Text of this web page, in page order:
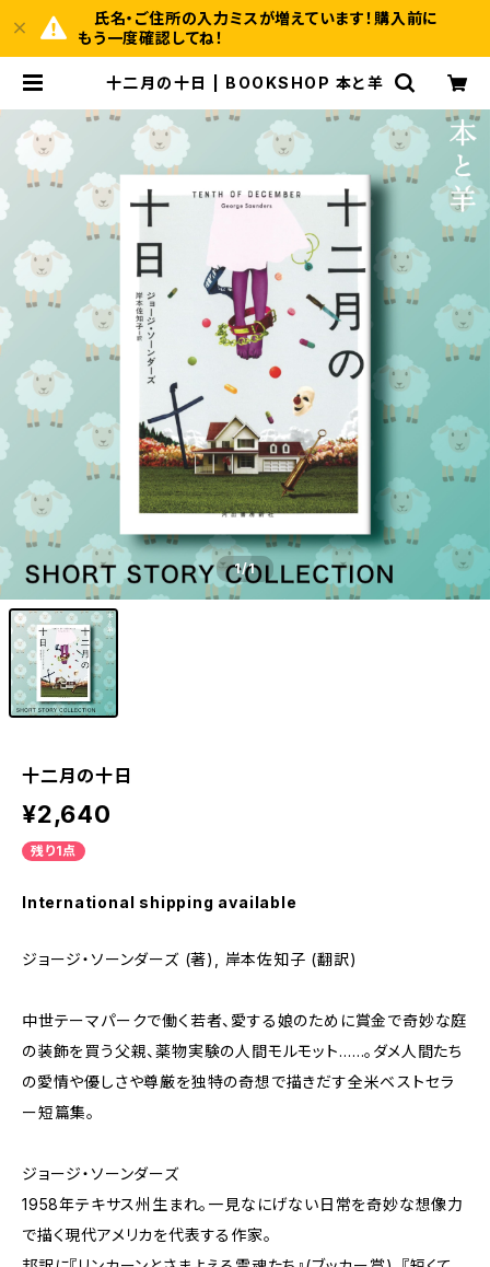
氏名・ご住所の入力ミスが増えています！購入前に
もう一度確認してね！
十二月の十日 | BOOKSHOP 本と羊
1/1
十二月の十日
¥2,640
残り1点
International shipping available
ジョージ・ソーンダーズ (著), 岸本佐知子 (翻訳)
中世テーマパークで働く若者、愛する娘のために賞金で奇妙な庭
の装飾を買う父親、薬物実験の人間モルモット……。ダメ人間たち
の愛情や優しさや尊厳を独特の奇想で描きだす全米ベストセラ
ー短篇集。
ジョージ・ソーンダーズ
1958年テキサス州生まれ。一見なにげない日常を奇妙な想像力
で描く現代アメリカを代表する作家。